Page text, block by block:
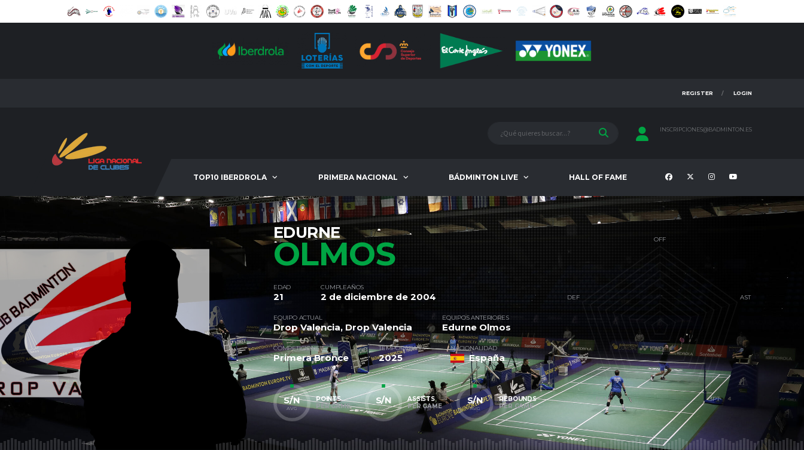
REGISTER LOGIN
INSCRIPCIONES@BADMINTON.ES
TOP10 IBERDROLA PRIMERA NACIONAL BÁDMINTON LIVE HALL OF FAME
EDURNE
OLMOS
EDAD
21
CUMPLEAÑOS
2 de diciembre de 2004
EQUIPO ACTUAL
Drop Valencia, Drop Valencia
EQUIPOS ANTERIORES
Edurne Olmos
COMPETICIONES
Primera Bronce
TEMPORADAS
2025
NACIONALIDAD
España
S/N
AVG
POINTS
PER GAME
S/N
AVG
ASSISTS
PER GAME
S/N
AVG
REBOUNDS
PER GAME